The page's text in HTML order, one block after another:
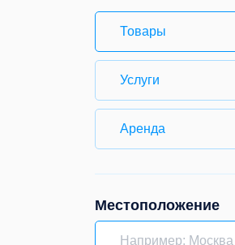
Товары
Услуги
Аренда
Местоположение